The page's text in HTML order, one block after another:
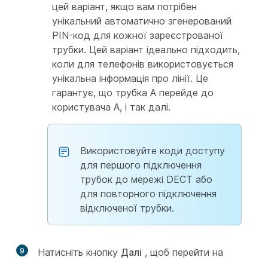
цей варіант, якщо вам потрібен
унікальний автоматично згенерований
PIN-код для кожної зареєстрованої
трубки. Цей варіант ідеально підходить,
коли для телефонів використовується
унікальна інформація про лінії. Це
гарантує, що трубка A перейде до
користувача A, і так далі.
Використовуйте коди доступу
для першого підключення
трубок до мережі DECT або
для повторного підключення
відключеної трубки.
9 Натисніть кнопку Далі , щоб перейти на